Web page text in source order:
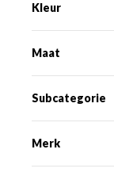
Kleur
Maat
Subcategorie
Merk